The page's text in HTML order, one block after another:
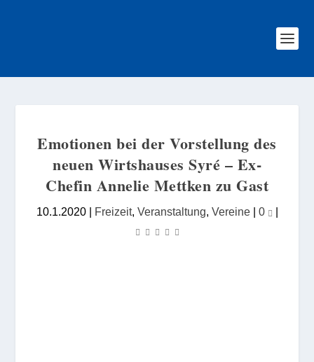
Emotionen bei der Vorstellung des
neuen Wirtshauses Syré – Ex-
Chefin Annelie Mettken zu Gast
10.1.2020| Freizeit, Veranstaltung, Vereine| 0 |